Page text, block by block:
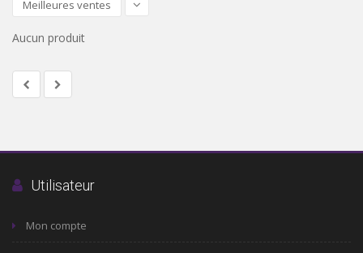
Meilleures ventes
Aucun produit
Utilisateur
Mon compte